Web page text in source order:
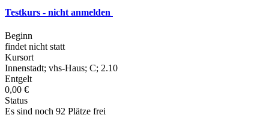
Testkurs - nicht anmelden
Beginn
findet nicht statt
Kursort
Innenstadt; vhs-Haus; C; 2.10
Entgelt
0,00 €
Status
Es sind noch 92 Plätze frei